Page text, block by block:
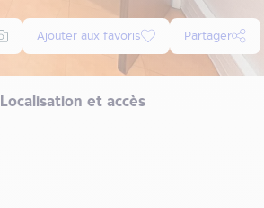
Ajouter aux favoris Partager
Localisation et accès